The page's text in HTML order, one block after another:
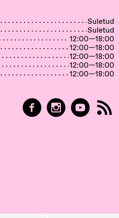
Suletud
Suletud
12:00—18:00
12:00—18:00
12:00—18:00
12:00—18:00
12:00—18:00